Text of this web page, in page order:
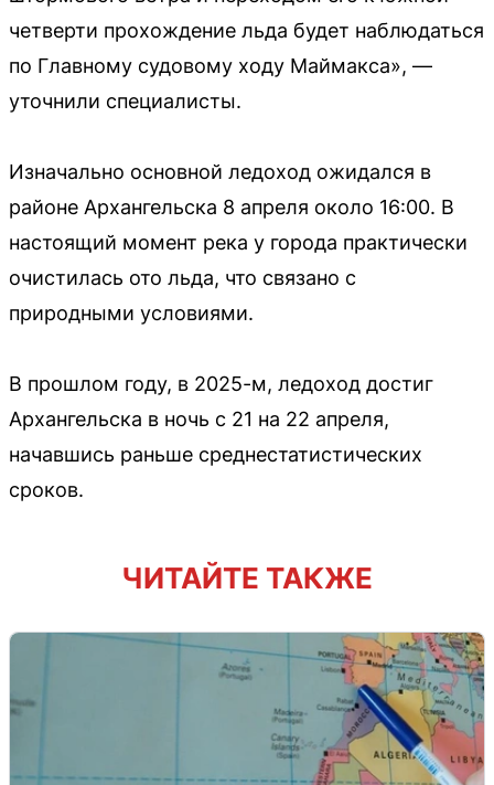
четверти прохождение льда будет наблюдаться
по Главному судовому ходу Маймакса», —
уточнили специалисты.
Изначально основной ледоход ожидался в
районе Архангельска 8 апреля около 16:00. В
настоящий момент река у города практически
очистилась ото льда, что связано с
природными условиями.
В прошлом году, в 2025-м, ледоход достиг
Архангельска в ночь с 21 на 22 апреля,
начавшись раньше среднестатистических
сроков.
ЧИТАЙТЕ ТАКЖЕ